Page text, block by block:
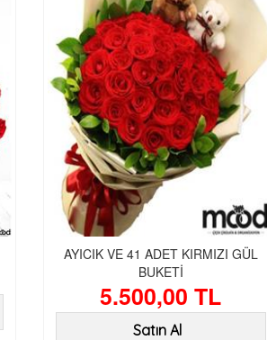
AYICIK VE 41 ADET KIRMIZI GÜL
BUKETİ
5.500,00 TL
Satın Al